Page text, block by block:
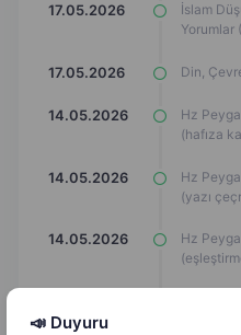
17.05.2026
İslam
Yorumlar
17.05.2026 Din,
14.05.2026
Hz
(hafıza
14.05.2026
Hz
(yazı
14.05.2026
Hz
📣 Duyuru